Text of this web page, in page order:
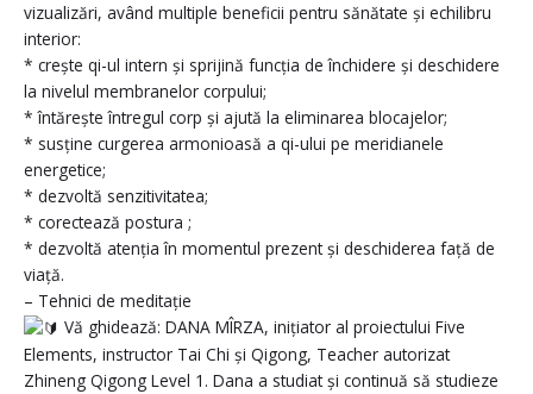
vizualizări, având multiple beneficii pentru sănătate și echilibru
interior:
* crește qi-ul intern și sprijină funcția de închidere și deschidere
la nivelul membranelor corpului;
* întărește întregul corp și ajută la eliminarea blocajelor;
* susține curgerea armonioasă a qi-ului pe meridianele
energetice;
* dezvoltă senzitivitatea;
* corectează postura ;
* dezvoltă atenția în momentul prezent și deschiderea față de
viață.
– Tehnici de meditație
Vă ghidează: DANA MÎRZA, inițiator al proiectului Five
Elements, instructor Tai Chi și Qigong, Teacher autorizat
Zhineng Qigong Level 1. Dana a studiat și continuă să studieze